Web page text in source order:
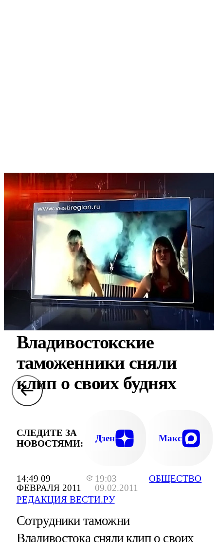
14:49 09
ФЕВРАЛЯ 2011
19:03
09.02.2011
РЕДАКЦИЯ ВЕСТИ.РУ
ОБЩЕСТВО
Владивостокские
таможенники сняли
клип о своих буднях
СЛЕДИТЕ ЗА
НОВОСТЯМИ:
Дзен Макс
Сотрудники таможни
Владивостока сняли клип о своих